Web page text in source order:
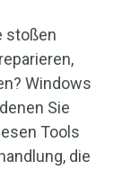
stoßen
Windows
Sie
Tools
die